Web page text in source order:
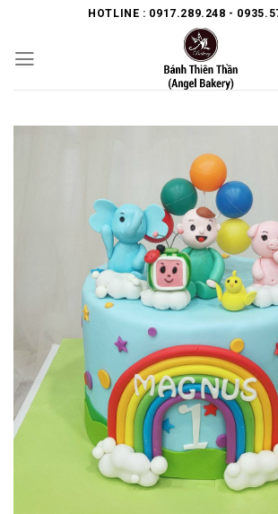
content
HOTLINE : 0917.289.248 -